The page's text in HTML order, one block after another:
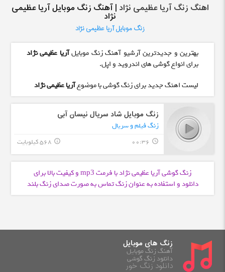
اهنگ زنگ آریا عظیمی نژاد | آهنگ زنگ موبایل آریا عظیمی
نژاد
زنگ موبایل آریا عظیمی نژاد
بهترین و جدیدترین آرشیو آهنگ زنگ موبایلآریا عظیمی نژاد
برای انواع گوشی های اندروید و اپل.
لیست اهنگ جدید برای زنگ گوشی با موضوعآریا عظیمی نژاد
زنگ موبایل شاد سریال نیسان آبی
زنگ فیلم و سریال
query_builder
00:36 568 کیلوبایت info_outline
زنگ گوشی آریا عظیمی نژاد با فرمت mp3 و کیفیت بالا برای
دانلود و استفاده به عنوان زنگ تماس به صورت صدای زنگ بلند
زنگ های موبایل
آهنگ زنگ موبایل
دانلود زنگ گوشی
دانلود زنگ خور